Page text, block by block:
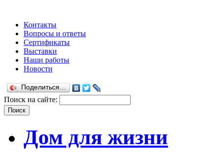
Контакты
Вопросы и ответы
Сертификаты
Выставки
Наши работы
Новости
Поделиться…
Поиск на сайте:
Дом для жизни